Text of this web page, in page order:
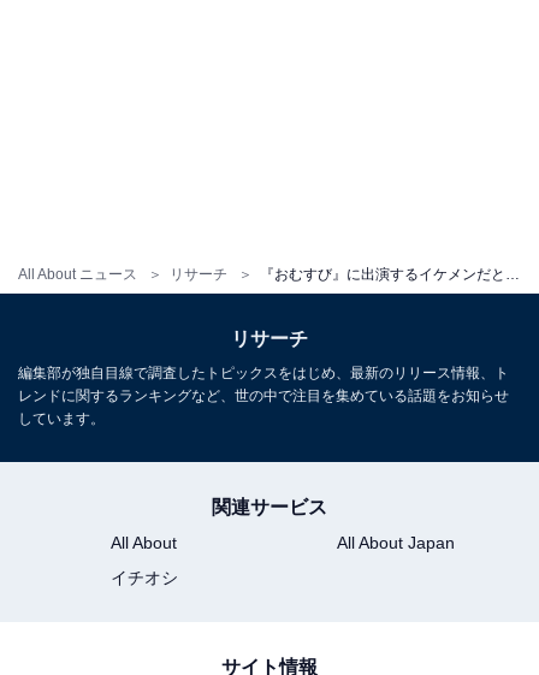
All About ニュース リサーチ 『おむすび』に出演するイケメンだと思う男性俳優ランキング！ 堂々の1位は「佐野勇斗」、続く2位は？
リサーチ
編集部が独自目線で調査したトピックスをはじめ、最新のリリース情報、ト
レンドに関するランキングなど、世の中で注目を集めている話題をお知らせ
しています。
関連サービス
All About
All About Japan
イチオシ
サイト情報